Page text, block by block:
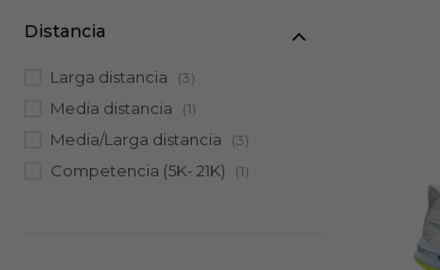
Distancia
Larga distancia (3)
Media distancia (1)
Media/Larga distancia (3)
Competencia (5K- 21K) (1)